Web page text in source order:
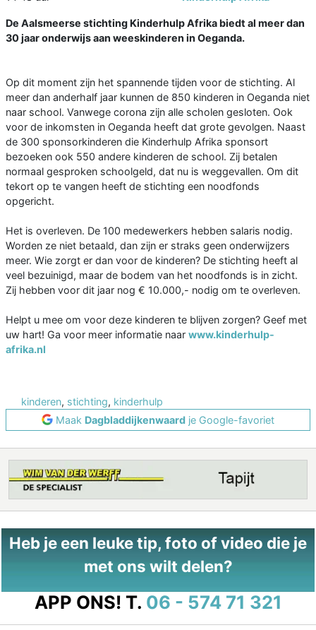
De Aalsmeerse stichting Kinderhulp Afrika biedt al meer dan
30 jaar onderwijs aan weeskinderen in Oeganda.
Op dit moment zijn het spannende tijden voor de stichting. Al
meer dan anderhalf jaar kunnen de 850 kinderen in Oeganda niet
naar school. Vanwege corona zijn alle scholen gesloten. Ook
voor de inkomsten in Oeganda heeft dat grote gevolgen. Naast
de 300 sponsorkinderen die Kinderhulp Afrika sponsort
bezoeken ook 550 andere kinderen de school. Zij betalen
normaal gesproken schoolgeld, dat nu is weggevallen. Om dit
tekort op te vangen heeft de stichting een noodfonds
opgericht.
Het is overleven. De 100 medewerkers hebben salaris nodig.
Worden ze niet betaald, dan zijn er straks geen onderwijzers
meer. Wie zorgt er dan voor de kinderen? De stichting heeft al
veel bezuinigd, maar de bodem van het noodfonds is in zicht.
Zij hebben voor dit jaar nog € 10.000,- nodig om te overleven.
Helpt u mee om voor deze kinderen te blijven zorgen? Geef met
uw hart! Ga voor meer informatie naar www.kinderhulp-
afrika.nl
kinderen, stichting, kinderhulp
Maak Dagbladdijkenwaard je Google-favoriet
Heb je een leuke tip, foto of video die je
met ons wilt delen?
APP ONS! T. 06 - 574 71 321